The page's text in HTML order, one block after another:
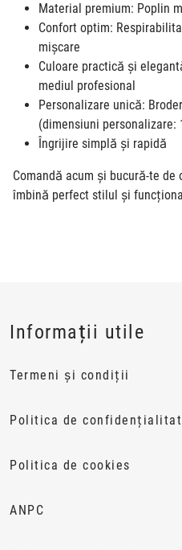
Material premium: Poplin
Confort optim:
mișcare
Culoare practică și
mediul profesional
Personalizare unică:
(dimensiuni personalizare:
Îngrijire simplă și rapidă
Comandă acum și bucură-te
îmbină perfect stilul și
Informații utile
Termeni și condiții
Politica de
Politica de cookies
ANPC